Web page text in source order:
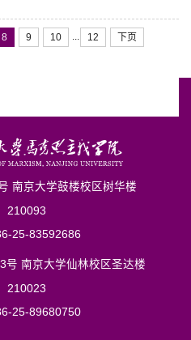
8 9 10 ... 12 下页
南京大学鼓楼校区树华楼
210093
25-83592686
号 南京大学仙林校区圣达楼
210023
25-89680750